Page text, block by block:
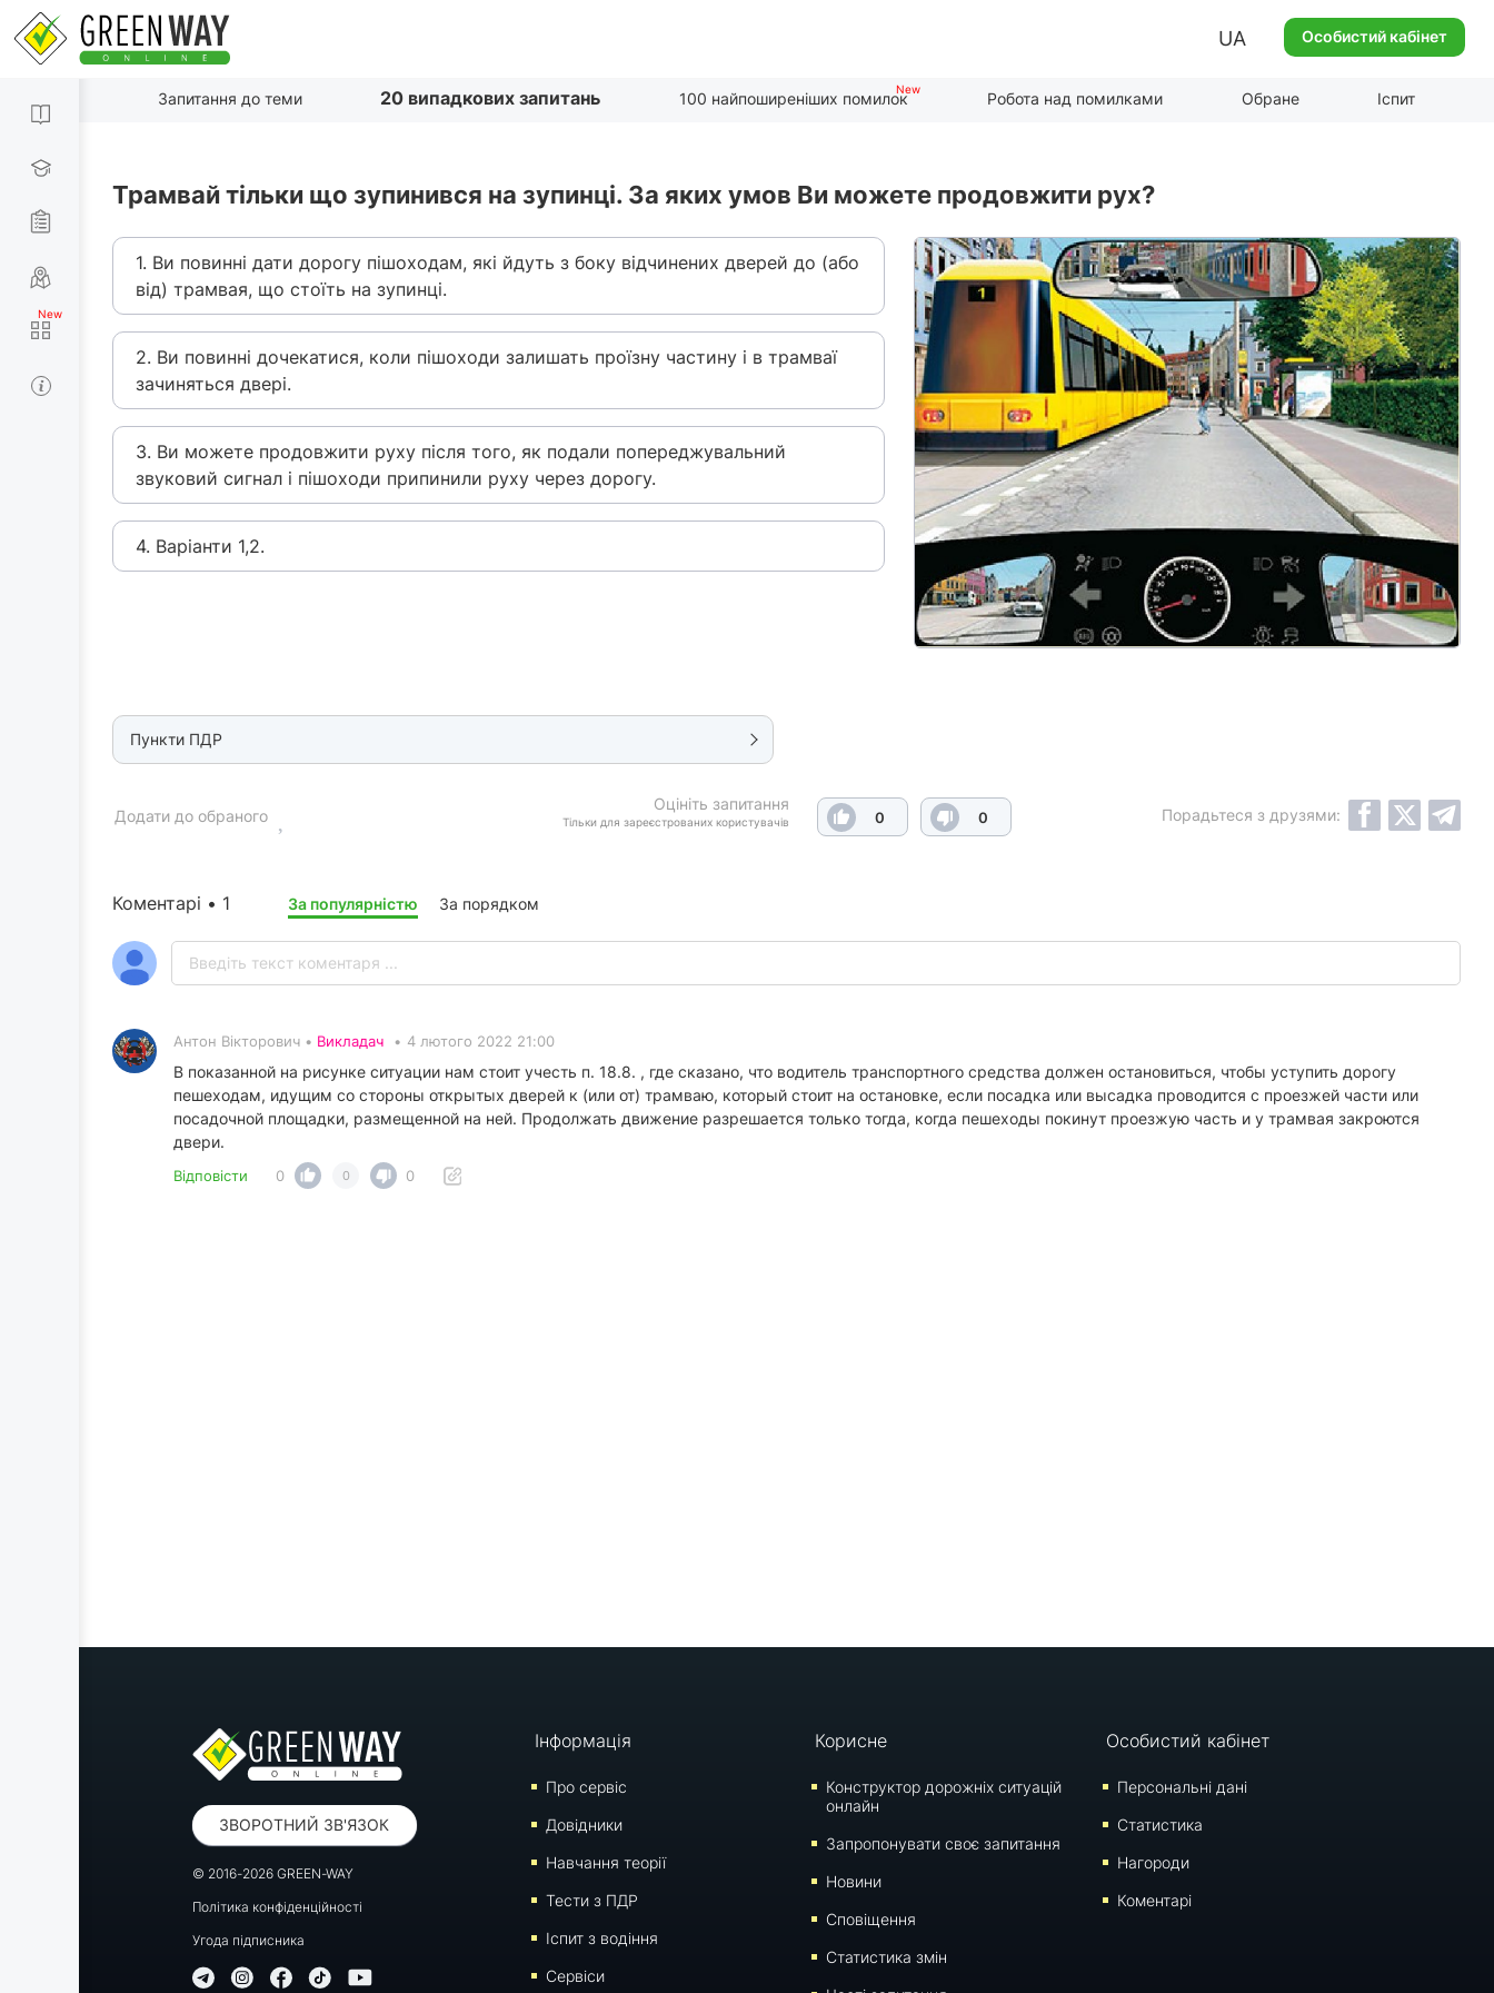
UA Особистий кабінет
Запитання до теми 20 випадкових запитань 100 найпоширеніших помилок Робота над помилками Обране Іспит
Трамвай тільки що зупинився на зупинці. За яких умов Ви можете продовжити рух?
1. Ви повинні дати дорогу пішоходам, які йдуть з боку відчинених дверей до (або
від) трамвая, що стоїть на зупинці.
2. Ви повинні дочекатися, коли пішоходи залишать проїзну частину і в трамваї
зачиняться двері.
3. Ви можете продовжити руху після того, як подали попереджувальний
звуковий сигнал і пішоходи припинили руху через дорогу.
4. Варіанти 1,2.
Пункти ПДР
Оцініть запитання
Тільки для зареєстрованих користувачів 0 0
Додати до обраного Порадьтеся з друзями:
Коментарі • 1 За популярністю За порядком
Антон Вікторович • Викладач • 4 лютого 2022 21:00
В показанной на рисунке ситуации нам стоит учесть п. 18.8. , где сказано, что водитель транспортного средства должен остановиться, чтобы уступить дорогу
пешеходам, идущим со стороны открытых дверей к (или от) трамваю, который стоит на остановке, если посадка или высадка проводится с проезжей части или
посадочной площадки, размещенной на ней. Продолжать движение разрешается только тогда, когда пешеходы покинут проезжую часть и у трамвая закроются
двери.
Відповісти 0 0 0
ЗВОРОТНИЙ ЗВ'ЯЗОК
© 2016-2026 GREEN-WAY
Політика конфіденційності
Угода підписника
Інформація
Про сервіс
Довідники
Навчання теорії
Тести з ПДР
Iспит з водіння
Сервіси
Корисне
Конструктор дорожніх ситуацій
онлайн
Запропонувати своє запитання
Новини
Сповіщення
Статистика змін
Особистий кабінет
Персональні дані
Статистика
Нагороди
Коментарі